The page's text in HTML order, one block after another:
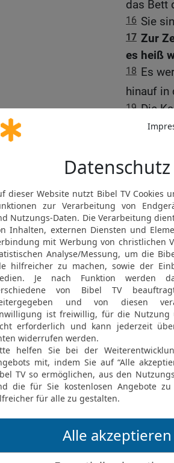
das Bett
16 Sie
17 Zur
es heiß
18 Es
hinauf in
19 Die
von
Sie
kamen
21
22 Habe
von
23 und
mich
24
worin
25 Wie
die
26
Reden
27 Sogar
28 Und
euch
29 Kehrt